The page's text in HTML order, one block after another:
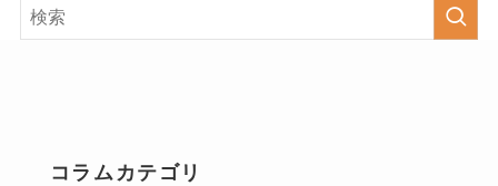
コラムカテゴリ